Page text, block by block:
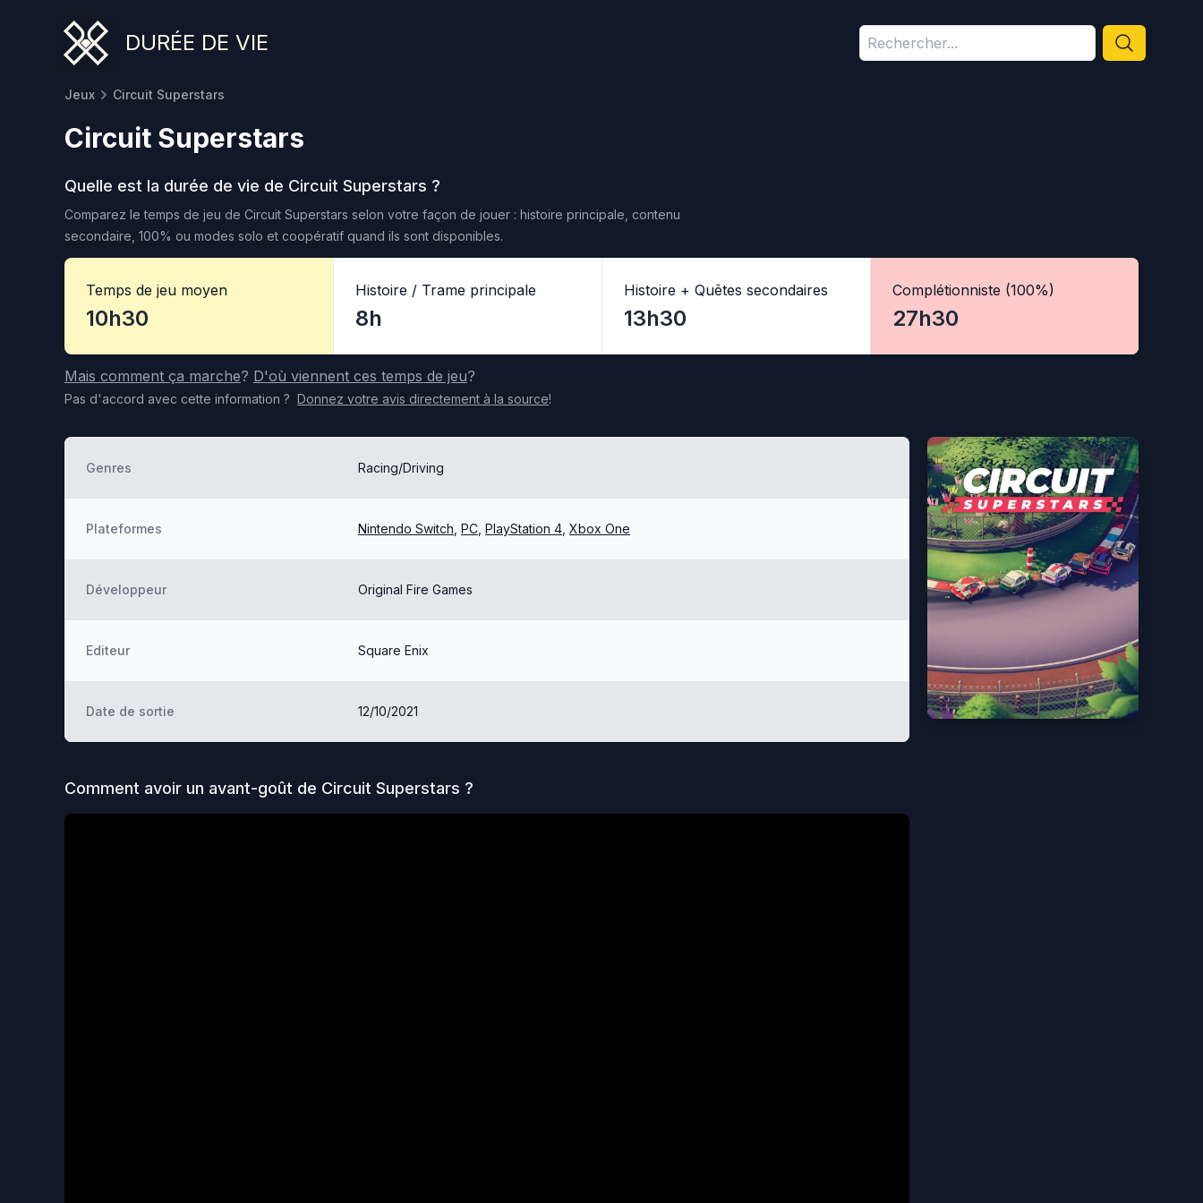
DURÉE DE VIE
Jeux Circuit Superstars
Circuit Superstars
Quelle est la durée de vie de Circuit Superstars ?
Comparez le temps de jeu de Circuit Superstars selon votre façon de jouer : histoire principale, contenu
secondaire, 100% ou modes solo et coopératif quand ils sont disponibles.
Temps de jeu moyen
10h30
Histoire / Trame principale
8h
Histoire + Quêtes secondaires
13h30
Complétionniste (100%)
27h30
Mais comment ça marche? D'où viennent ces temps de jeu?
Pas d'accord avec cette information ? Donnez votre avis directement à la source!
Genres Racing/Driving
Plateformes Nintendo Switch PC PlayStation 4 Xbox One
Développeur Original Fire Games
Editeur Square Enix
Date de sortie 12/10/2021
Comment avoir un avant-goût de Circuit Superstars ?